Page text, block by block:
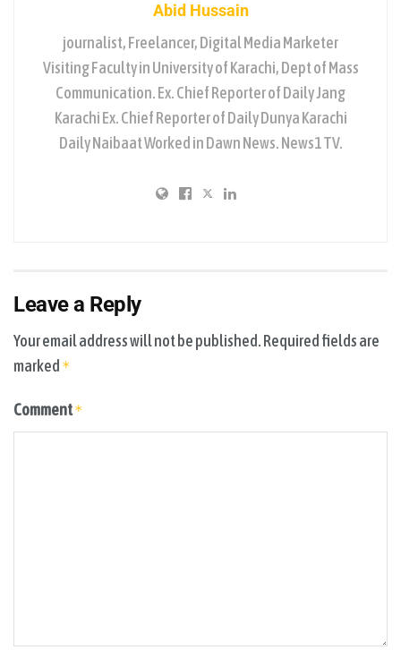
Abid Hussain
journalist, Freelancer, Digital Media Marketer
Visiting Faculty in University of Karachi, Dept of Mass
Communication. Ex. Chief Reporter of Daily Jang
Karachi Ex. Chief Reporter of Daily Dunya Karachi
Daily Naibaat Worked in Dawn News. News1 TV.
Leave a Reply
Your email address will not be published.Required fields are
marked *
Comment*